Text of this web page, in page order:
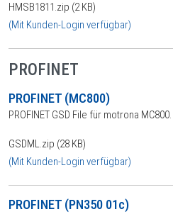
HMSB1811.zip (2 KB)
(Mit Kunden-Login verfügbar)
PROFINET
PROFINET (MC800)
PROFINET GSD File für motrona MC800.
GSDML.zip (28 KB)
(Mit Kunden-Login verfügbar)
PROFINET (PN350 01c)